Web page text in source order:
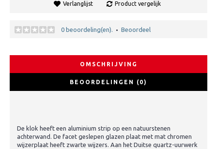
Verlanglijst Product vergelijk
0 beoordeling(en). • Beoordeel
OMSCHRIJVING
BEOORDELINGEN (0)
De klok heeft een aluminium strip op een natuurstenen
achterwand. De facet geslepen glazen plaat met mat chromen
wijzerplaat heeft zwarte wijzers. Aan het Duitse quartz-uurwerk